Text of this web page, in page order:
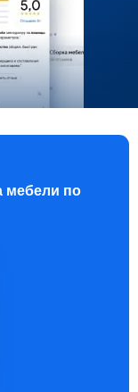
мебели по